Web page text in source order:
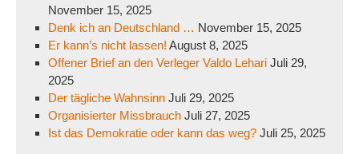
November 15, 2025
Denk ich an Deutschland … November 15, 2025
Er kann’s nicht lassen! August 8, 2025
Offener Brief an den Verleger Valdo Lehari Juli 29,
2025
Der tägliche Wahnsinn Juli 29, 2025
Organisierter Missbrauch Juli 27, 2025
Ist das Demokratie oder kann das weg? Juli 25, 2025